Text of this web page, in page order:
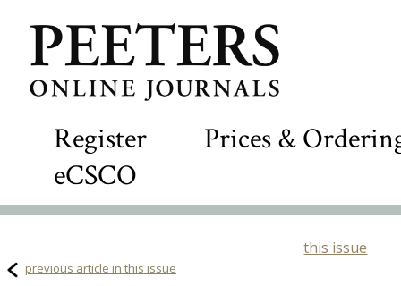
Register
Prices &
eCSCO
this issue
previous article in this issue